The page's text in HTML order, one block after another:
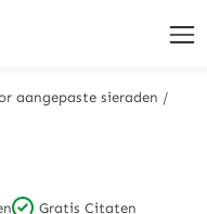
aangepaste sieraden /
Gratis Citaten